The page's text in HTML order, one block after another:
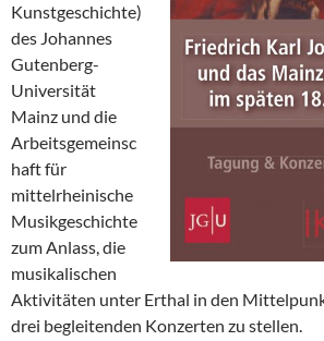
Kunstgeschichte)
des Johannes
Gutenberg-
Universität
Mainz und die
Arbeitsgemeinsc
haft für
mittelrheinische
Musikgeschichte
zum Anlass, die
musikalischen
Aktivitäten unter Erthal in den
drei begleitenden Konzerten zu stellen.